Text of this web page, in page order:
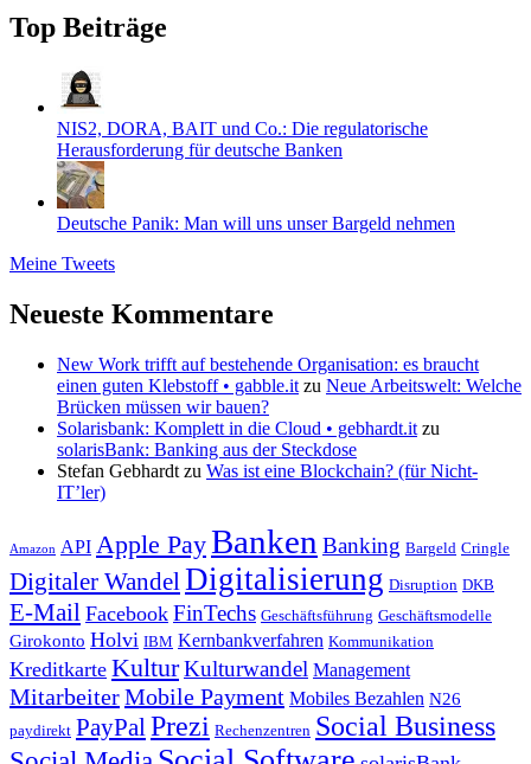
Top Beiträge
NIS2, DORA, BAIT und Co.: Die regulatorische
Herausforderung für deutsche Banken
Deutsche Panik: Man will uns unser Bargeld nehmen
Meine Tweets
Neueste Kommentare
New Work trifft auf bestehende Organisation: es braucht
einen guten Klebstoff • gabble.it zu Neue Arbeitswelt: Welche
Brücken müssen wir bauen?
Solarisbank: Komplett in die Cloud • gebhardt.it zu
solarisBank: Banking aus der Steckdose
Stefan Gebhardt zu Was ist eine Blockchain? (für Nicht-
IT’ler)
Amazon API Apple PayBanken Banking Bargeld Cringle
Digitaler WandelDigitalisierung Disruption DKB
E-Mail Facebook FinTechs Geschäftsführung Geschäftsmodelle
Girokonto Holvi IBM Kernbankverfahren Kommunikation
Kreditkarte KulturKulturwandel Management
MitarbeiterMobile Payment Mobiles Bezahlen N26
paydirekt PayPalPrezi Rechenzentren Social Business